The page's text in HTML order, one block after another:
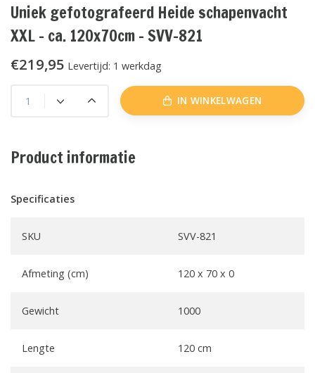
Uniek gefotografeerd Heide schapenvacht
XXL - ca. 120x70cm - SVV-821
€219,95 Levertijd: 1 werkdag
IN WINKELWAGEN
Product informatie
Specificaties
SKU SVV-821
Afmeting (cm) 120 x 70 x 0
Gewicht 1000
Lengte 120 cm